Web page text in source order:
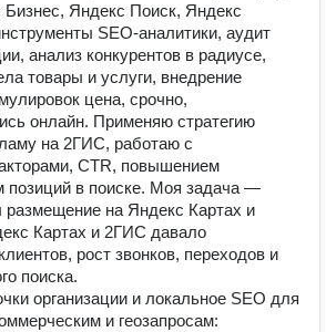
Яндекс Поиск, Яндекс
SEO-аналитики, аудит
анализ конкурентов в радиусе,
товары и услуги, внедрение
цена, срочно,
онлайн. Применяю стратегию
на 2ГИС, работаю с
CTR, повышением
позиций в поиске. Моя задача —
размещение на Яндекс Картах и
Картах и 2ГИС давало
рост звонков, переходов и
поиска.
организации и локальное SEO для
и геозапросам: